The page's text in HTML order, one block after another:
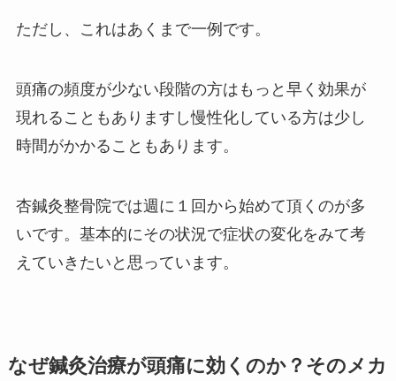
ただし、これはあくまで一例です。
頭痛の頻度が少ない段階の方はもっと早く効果が
現れることもありますし慢性化している方は少し
時間がかかることもあります。
杏鍼灸整骨院では週に１回から始めて頂くのが多
いです。基本的にその状況で症状の変化をみて考
えていきたいと思っています。
なぜ鍼灸治療が頭痛に効くのか？そのメカ